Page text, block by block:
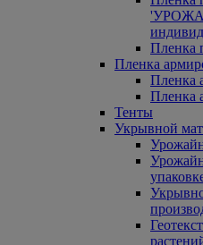
Пленка
Пленка
Пленка
Пленка
Тенты
Укрывной